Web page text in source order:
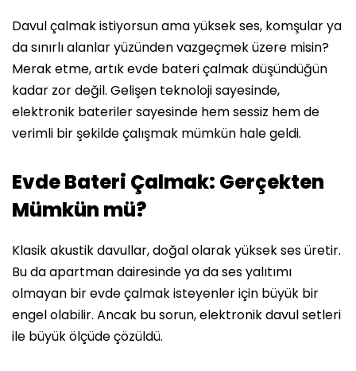
Davul çalmak istiyorsun ama yüksek ses, komşular ya
da sınırlı alanlar yüzünden vazgeçmek üzere misin?
Merak etme, artık evde bateri çalmak düşündüğün
kadar zor değil. Gelişen teknoloji sayesinde,
elektronik bateriler sayesinde hem sessiz hem de
verimli bir şekilde çalışmak mümkün hale geldi.
Evde Bateri Çalmak: Gerçekten
Mümkün mü?
Klasik akustik davullar, doğal olarak yüksek ses üretir.
Bu da apartman dairesinde ya da ses yalıtımı
olmayan bir evde çalmak isteyenler için büyük bir
engel olabilir. Ancak bu sorun, elektronik davul setleri
ile büyük ölçüde çözüldü.